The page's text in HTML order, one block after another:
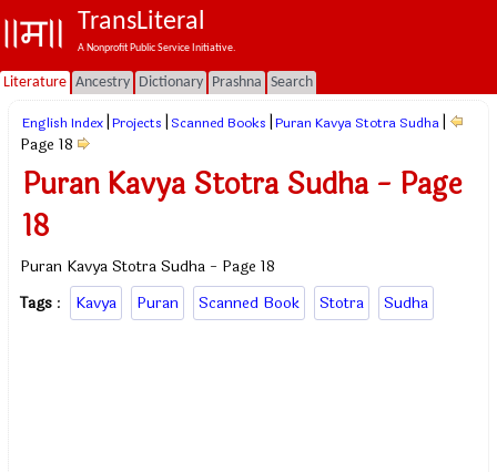
TransLiteral
A Nonprofit Public Service Initiative.
Literature Ancestry Dictionary Prashna Search
English Index Projects Scanned Books Puran Kavya Stotra Sudha
Page 18
Puran Kavya Stotra Sudha - Page
18
Puran Kavya Stotra Sudha - Page 18
Tags : Kavya Puran Scanned Book Stotra Sudha